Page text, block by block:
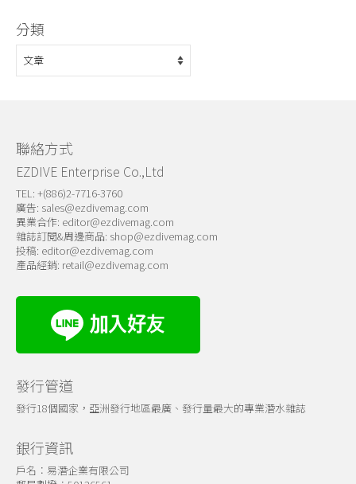
分類
分
類
聯絡方式
EZDIVE Enterprise Co.,Ltd
TEL: +(886)2-7716-3760
廣告: sales@ezdivemag.com
異業合作: editor@ezdivemag.com
雜誌訂閱&周邊商品: shop@ezdivemag.com
投稿: editor@ezdivemag.com
產品經銷: retail@ezdivemag.com
發行管道
發行18個國家，亞洲發行地區最廣、發行量最大的專業潛水雜誌
銀行資訊
戶名：易潛企業有限公司